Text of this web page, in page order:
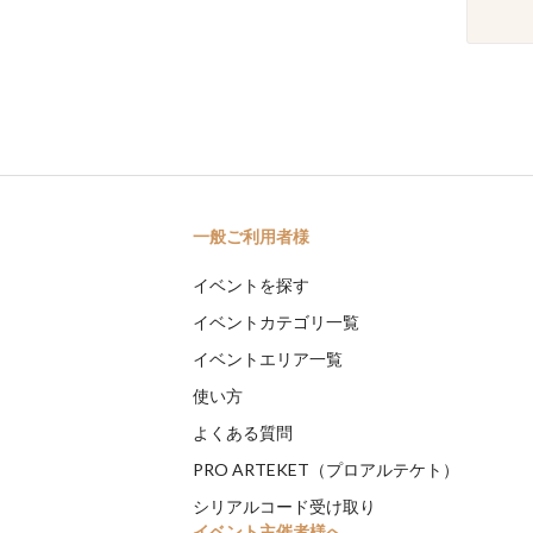
一般ご利用者様
イベントを探す
イベントカテゴリ一覧
イベントエリア一覧
使い方
よくある質問
PRO ARTEKET（プロアルテケト）
シリアルコード受け取り